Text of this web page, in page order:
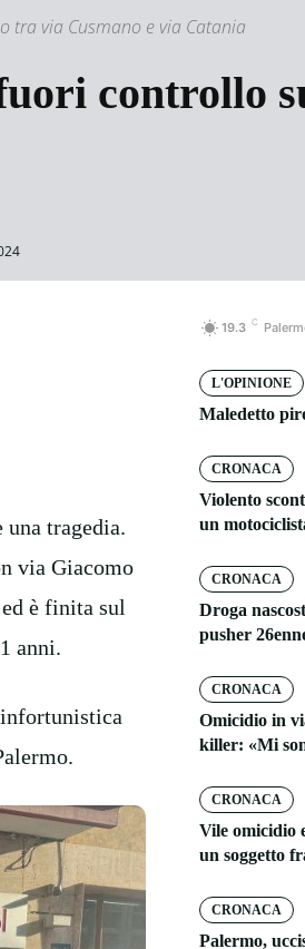
tra via Cusmano e via Catania
controllo
tragedia.
via Giacomo
è finita sul
anni.
19.3 C
L'OPINIONE
Maledetto
CRONACA
Violento
un
CRONACA
Droga
pusher
CRONACA
Omicidio in
killer: «Mi
CRONACA
Vile omicidio
un soggetto
CRONACA
Palermo,